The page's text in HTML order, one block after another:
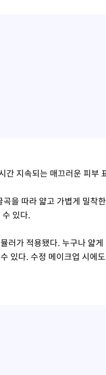
간 지속되는 매끄러운 피부
곡을 따라 얇고 가볍게 밀착
있다.
러가 적용됐다. 누구나 얇
있다. 수정 메이크업 시에